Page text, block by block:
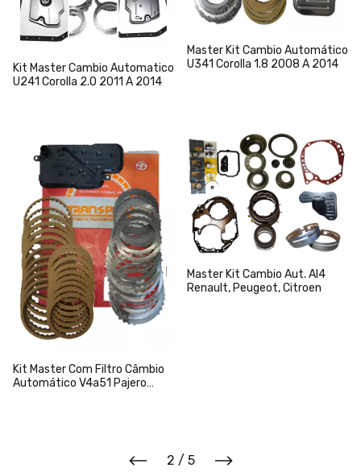
Kit Master Cambio Automatico
U241 Corolla 2.0 2011 A 2014
Master Kit Cambio Automático
U341 Corolla 1.8 2008 A 2014
Kit Master Com Filtro Câmbio
Automático V4a51 Pajero
Master Kit Cambio Aut. Al4
Renault, Peugeot, Citroen
2 / 5